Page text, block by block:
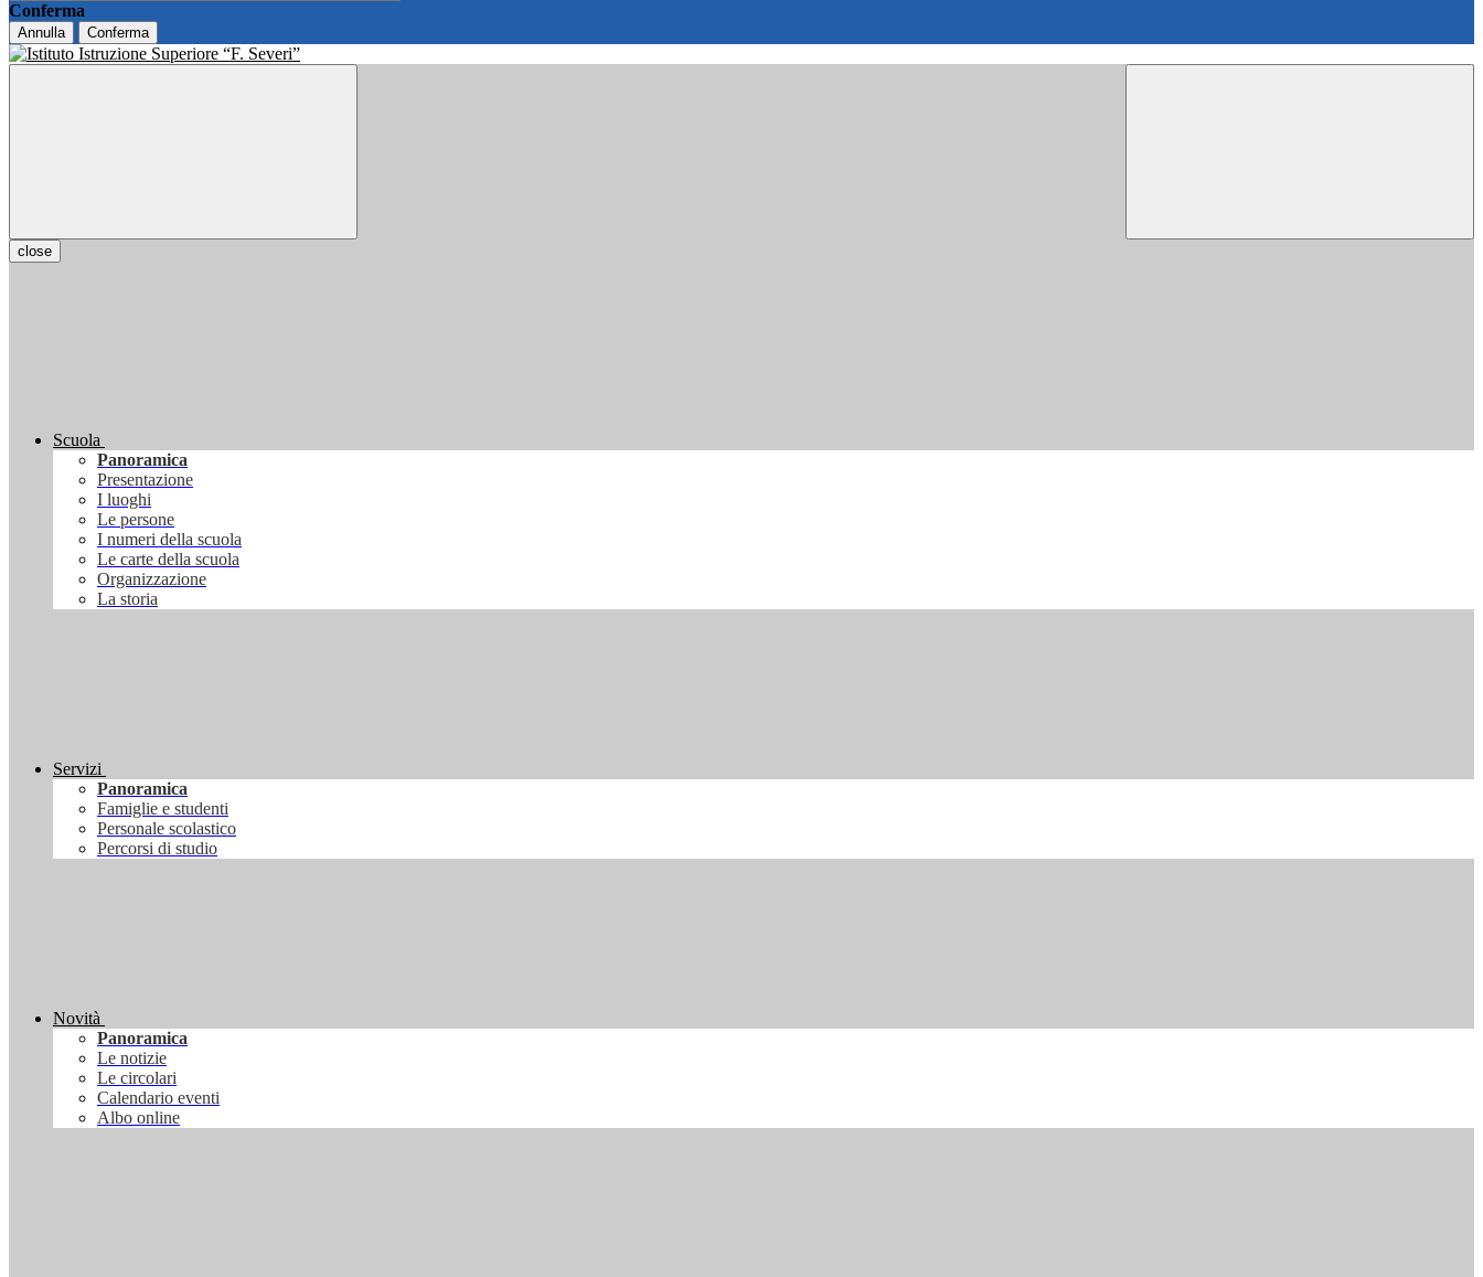
Conferma
Annulla Conferma
close
Scuola
Panoramica
Presentazione
I luoghi
Le persone
I numeri della scuola
Le carte della scuola
Organizzazione
La storia
Servizi
Panoramica
Famiglie e studenti
Personale scolastico
Percorsi di studio
Novità
Panoramica
Le notizie
Le circolari
Calendario eventi
Albo online